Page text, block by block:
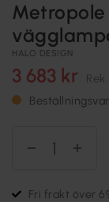
HALO DESIGN
3 683 kr Rek.
Fri frakt över